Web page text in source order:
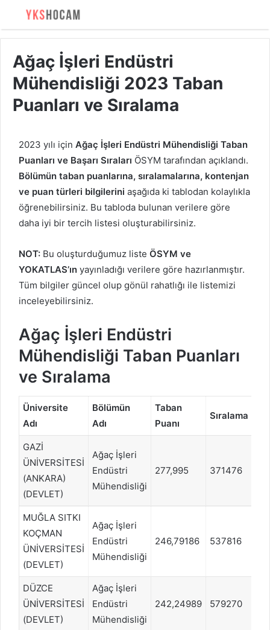
Ağaç İşleri Endüstri
Mühendisliği 2023 Taban
Puanları ve Sıralama
2023 yılı için Ağaç İşleri Endüstri Mühendisliği Taban
Puanları ve Başarı Sıraları ÖSYM tarafından açıklandı.
Bölümün taban puanlarına, sıralamalarına, kontenjan
ve puan türleri bilgilerini aşağıda ki tablodan kolaylıkla
öğrenebilirsiniz. Bu tabloda bulunan verilere göre
daha iyi bir tercih listesi oluşturabilirsiniz.
NOT: Bu oluşturduğumuz liste ÖSYM ve
YOKATLAS’ın yayınladığı verilere göre hazırlanmıştır.
Tüm bilgiler güncel olup gönül rahatlığı ile listemizi
inceleyebilirsiniz.
Ağaç İşleri Endüstri
Mühendisliği Taban Puanları
ve Sıralama
Üniversite
Adı
Bölümün
Adı
Taban
Puanı
Sıralama
GAZİ
ÜNİVERSİTESİ
(ANKARA)
(DEVLET)
Ağaç İşleri
Endüstri
Mühendisliği
277,995 371476
MUĞLA SITKI
KOÇMAN
ÜNİVERSİTESİ
(DEVLET)
Ağaç İşleri
Endüstri
Mühendisliği
246,79186 537816
DÜZCE
ÜNİVERSİTESİ
(DEVLET)
Ağaç İşleri
Endüstri
Mühendisliği
242,24989 579270